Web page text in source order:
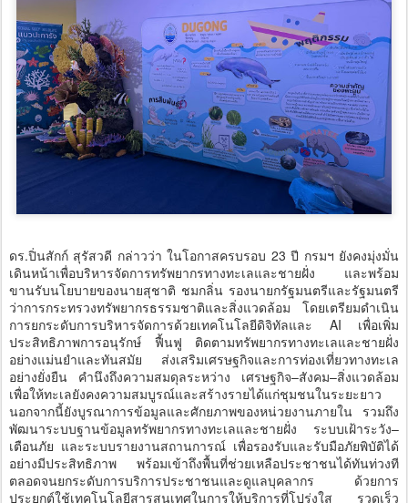
ดร.ปิ่นสักก์ สุรัสวดี กล่าวว่า ในโอกาสครบรอบ 23 ปี กรมฯ ยังคงมุ่งมั่น
เดินหน้าเพื่อบริหารจัดการทรัพยากรทางทะเลและชายฝั่ง และพร้อม
ขานรับนโยบายของนายสุชาติ ชมกลิ่น รองนายกรัฐมนตรีและรัฐมนตรี
ว่าการกระทรวงทรัพยากรธรรมชาติและสิ่งแวดล้อม โดยเตรียมดำเนิน
การยกระดับการบริหารจัดการด้วยเทคโนโลยีดิจิทัลและ AI เพื่อเพิ่ม
ประสิทธิภาพการอนุรักษ์ ฟื้นฟู ติดตามทรัพยากรทางทะเลและชายฝั่ง
อย่างแม่นยำและทันสมัย ส่งเสริมเศรษฐกิจและการท่องเที่ยวทางทะเล
อย่างยั่งยืน คำนึงถึงความสมดุลระหว่าง เศรษฐกิจ–สังคม–สิ่งแวดล้อม
เพื่อให้ทะเลยังคงความสมบูรณ์และสร้างรายได้แก่ชุมชนในระยะยาว
นอกจากนี้ยังบูรณาการข้อมูลและศักยภาพของหน่วยงานภายใน รวมถึง
พัฒนาระบบฐานข้อมูลทรัพยากรทางทะเลและชายฝั่ง ระบบเฝ้าระวัง–
เตือนภัย และระบบรายงานสถานการณ์ เพื่อรองรับและรับมือภัยพิบัติได้
อย่างมีประสิทธิภาพ พร้อมเข้าถึงพื้นที่ช่วยเหลือประชาชนได้ทันท่วงที
ตลอดจนยกระดับการบริการประชาชนและดูแลบุคลากร ด้วยการ
ประยุกต์ใช้เทคโนโลยีสารสนเทศในการให้บริการที่โปร่งใส รวดเร็ว